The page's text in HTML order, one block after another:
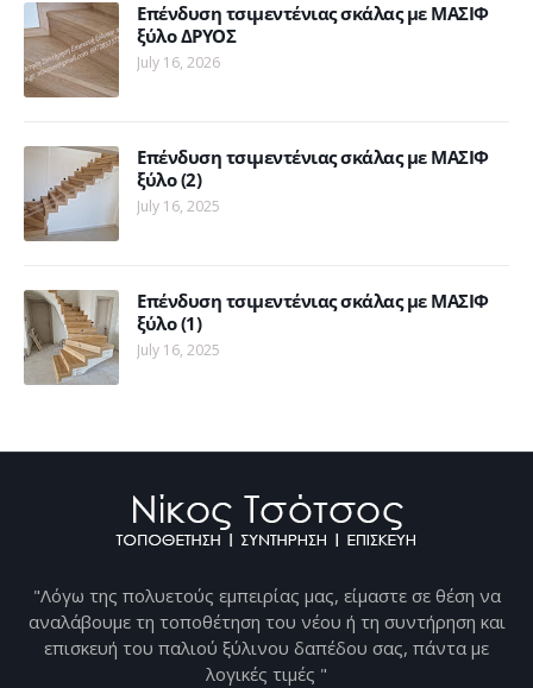
Επένδυση τσιμεντένιας σκάλας με ΜΑΣΙΦ
ξύλο ΔΡΥΟΣ
July 16, 2026
Επένδυση τσιμεντένιας σκάλας με ΜΑΣΙΦ
ξύλο (2)
July 16, 2025
Επένδυση τσιμεντένιας σκάλας με ΜΑΣΙΦ
ξύλο (1)
July 16, 2025
"Λόγω της πολυετούς εμπειρίας μας, είμαστε σε θέση να
αναλάβουμε τη τοποθέτηση του νέου ή τη συντήρηση και
επισκευή του παλιού ξύλινου δαπέδου σας, πάντα με
λογικές τιμές "